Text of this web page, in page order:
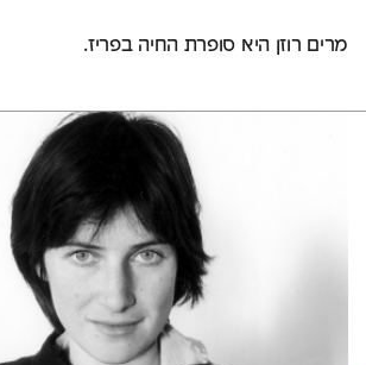
מרים רוזן היא סופרת החיה בפריז.